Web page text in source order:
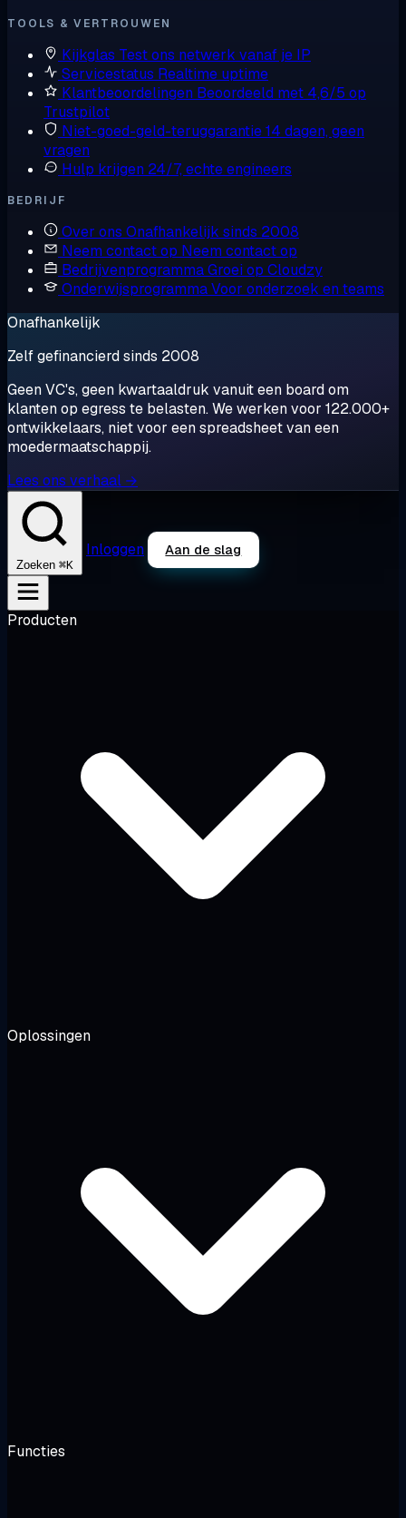
TOOLS & VERTROUWEN
Kijkglas Test ons netwerk vanaf je IP
Servicestatus Realtime uptime
Klantbeoordelingen Beoordeeld met 4,6/5 op
Trustpilot
Niet-goed-geld-teruggarantie14 dagen, geen
vragen
Hulp krijgen 24/7, echte engineers
BEDRIJF
Over ons Onafhankelijk sinds 2008
Neem contact op Neem contact op
BedrijvenprogrammaGroei op Cloudzy
OnderwijsprogrammaVoor onderzoek en teams
Onafhankelijk
Zelf gefinancierd sinds 2008
Geen VC's, geen kwartaaldruk vanuit een board om
klanten op egress te belasten. We werken voor 122.000+
ontwikkelaars, niet voor een spreadsheet van een
moedermaatschappij.
Lees ons verhaal →
Zoeken ⌘K
Inloggen Aan de slag
Producten
Oplossingen
Functies